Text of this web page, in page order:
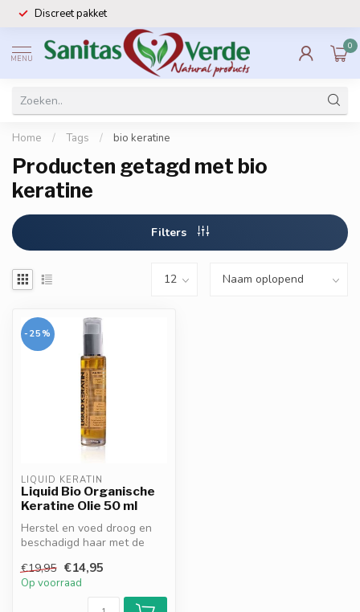
Discreet pakket
MENU
0
Home / Tags / bio keratine
Producten getagd met bio
keratine
Filters
-25%
LIQUID KERATIN
Liquid Bio Organische
Keratine Olie 50 ml
Herstel en voed droog en
beschadigd haar met de
Keratine O...
€19,95 €14,95
Op voorraad